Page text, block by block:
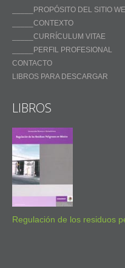
_____PROPÓSITO DEL SITIO
_____CONTEXTO
_____CURRÍCULUM VITAE
_____PERFIL PROFESIONAL
CONTACTO
LIBROS PARA DESCARGAR
LIBROS
Regulación de los residuos